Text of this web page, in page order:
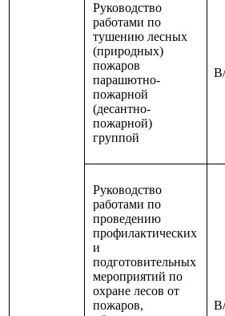
Руководство
работами по
тушению лесных
(природных)
пожаров
парашютно-
пожарной
(десантно-
пожарной)
группой
Руководство
работами по
проведению
профилактических
и
подготовительных
мероприятий по
охране лесов от
пожаров,